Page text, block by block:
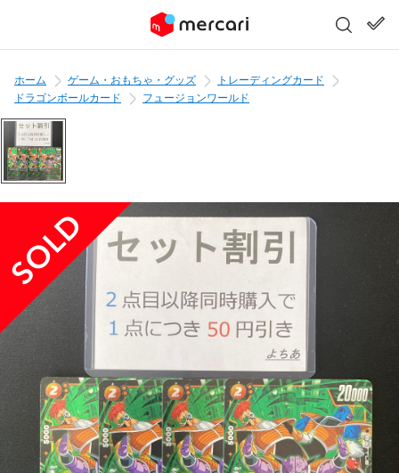
ホーム ゲーム・おもちゃ・グッズ
トレーディングカード
ドラゴンボールカード
フュージョンワールド